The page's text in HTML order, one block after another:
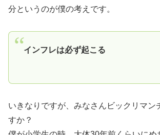
分というのが僕の考えです。
インフレは必ず起こる
いきなりですが、みなさんビックリマン
すか？